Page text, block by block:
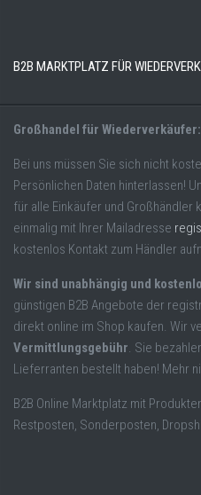
B2B MARKTPLATZ FÜR
Großhandel für Wiederverkäufer:
Bei uns müssen Sie sich nicht
Persönlichen Daten hinterlassen!
für alle Einkäufer und Großhändler
einmalig mit Ihrer Mailadresse
kostenlos Kontakt zum Händler
Wir sind unabhängig und
günstigen B2B Angebote der
direkt online im Shop kaufen. Wir
Vermittlungsgebühr. Sie
Lieferranten bestellt haben! Mehr
B2B Online Marktplatz mit
Restposten, Sonderposten,